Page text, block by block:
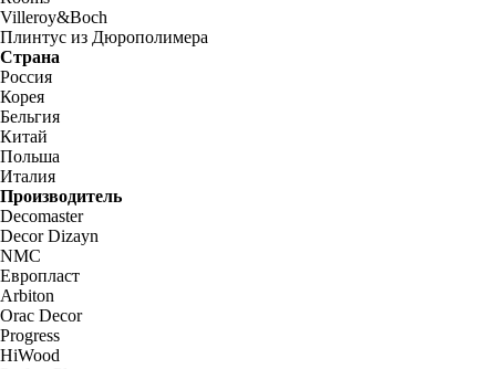
Villeroy&Boch
Плинтус из Дюрополимера
Страна
Россия
Корея
Бельгия
Китай
Польша
Италия
Производитель
Decomaster
Decor Dizayn
NMC
Европласт
Arbiton
Orac Decor
Progress
HiWood